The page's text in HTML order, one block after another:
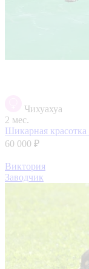
Чихуахуа
2 мес.
Шикарная красотка
60 000 ₽
Виктория
Заводчик